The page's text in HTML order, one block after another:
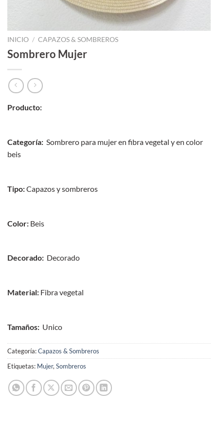
INICIO / CAPAZOS & SOMBREROS
Sombrero Mujer
Producto:
Categoría: Sombrero para mujer en fibra vegetal y en color
beis
Tipo:Capazos y sombreros
Color: Beis
Decorado: Decorado
Material: Fibra vegetal
Tamaños: Unico
Categoría:Capazos & Sombreros
Etiquetas: Mujer, Sombreros